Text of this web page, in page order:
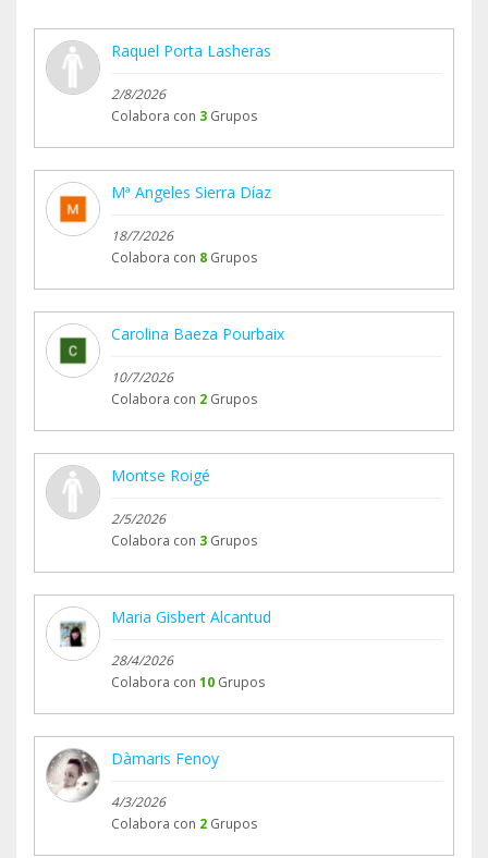
Raquel Porta Lasheras
2/8/2026
Colabora con 3 Grupos
Mª Angeles Sierra Díaz
18/7/2026
Colabora con 8 Grupos
Carolina Baeza Pourbaix
10/7/2026
Colabora con 2 Grupos
Montse Roigé
2/5/2026
Colabora con 3 Grupos
Maria Gisbert Alcantud
28/4/2026
Colabora con 10 Grupos
Dàmaris Fenoy
4/3/2026
Colabora con 2 Grupos